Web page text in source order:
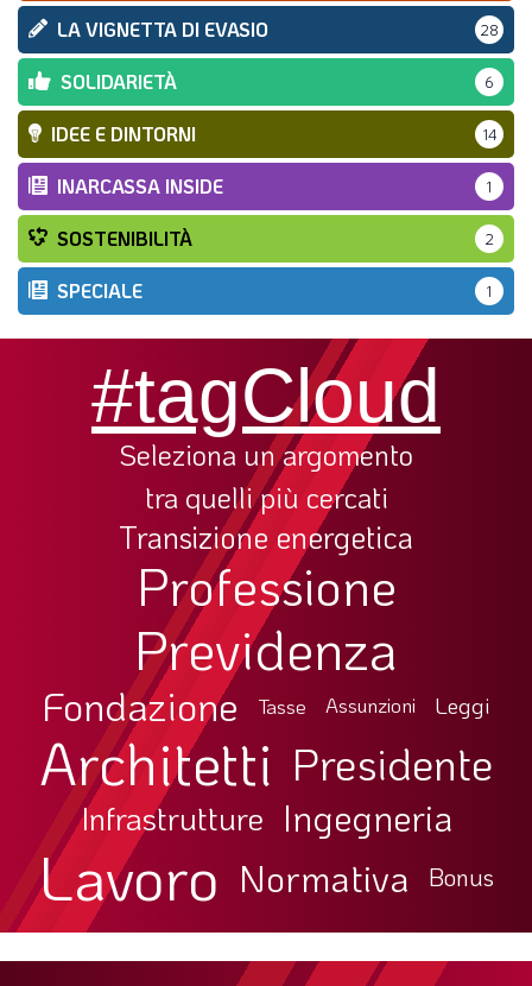
LA VIGNETTA DI EVASIO 28
SOLIDARIETÀ 6
IDEE E DINTORNI 14
INARCASSA INSIDE 1
SOSTENIBILITÀ 2
SPECIALE 1
#tagCloud
Seleziona un argomento
tra quelli più cercati
Transizione energetica
Professione
Previdenza
Fondazione Tasse Assunzioni Leggi
Architetti Presidente
Infrastrutture Ingegneria
Lavoro Normativa Bonus